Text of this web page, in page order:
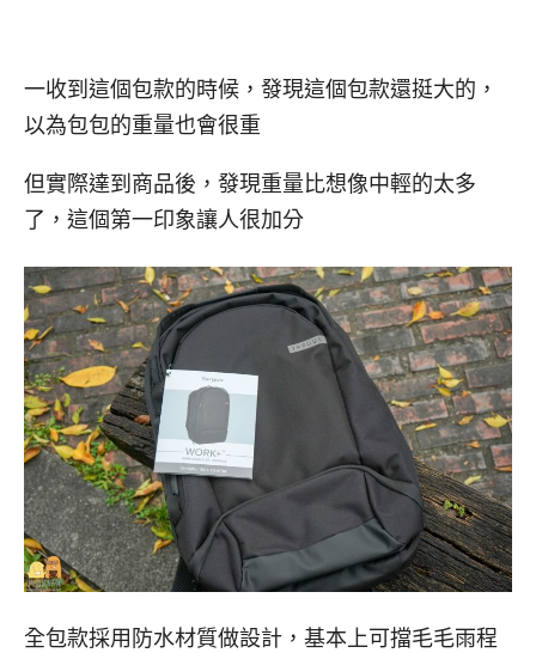
一收到這個包款的時候，發現這個包款還挺大的，
以為包包的重量也會很重
但實際達到商品後，發現重量比想像中輕的太多
了，這個第一印象讓人很加分
全包款採用防水材質做設計，基本上可擋毛毛雨程